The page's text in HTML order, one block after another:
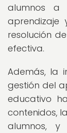
alumnos a
aprendizaje
resolución
efectiva.
Además, la
gestión del
educativo
contenidos,
alumnos, y